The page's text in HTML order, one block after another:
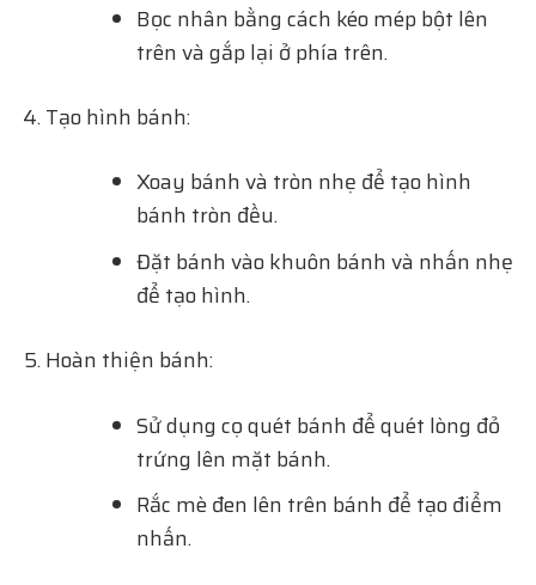
Bọc nhân bằng cách kéo mép bột lên
trên và gắp lại ở phía trên.
Tạo hình bánh:
Xoay bánh và tròn nhẹ để tạo hình
bánh tròn đều.
Đặt bánh vào khuôn bánh và nhấn nhẹ
để tạo hình.
Hoàn thiện bánh:
Sử dụng cọ quét bánh để quét lòng đỏ
trứng lên mặt bánh.
Rắc mè đen lên trên bánh để tạo điểm
nhấn.